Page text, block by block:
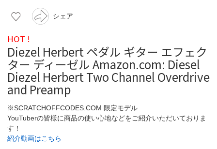
シェア
HOT !
Diezel Herbert ペダル ギター エフェク
ター ディーゼル Amazon.com: Diesel
Diezel Herbert Two Channel Overdrive
and Preamp
※SCRATCHOFFCODES.COM 限定モデル
YouTuberの皆様に商品の使い心地などをご紹介いただいておりま
す！
紹介動画はこちら